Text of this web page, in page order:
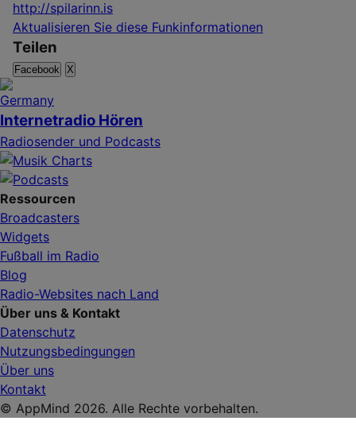
http://spilarinn.is
Aktualisieren Sie diese Funkinformationen
Teilen
Facebook X
Internetradio Hören
Radiosender und Podcasts
Ressourcen
Broadcasters
Widgets
Fußball im Radio
Blog
Radio-Websites nach Land
Über uns & Kontakt
Datenschutz
Nutzungsbedingungen
Über uns
Kontakt
© AppMind 2026. Alle Rechte vorbehalten.